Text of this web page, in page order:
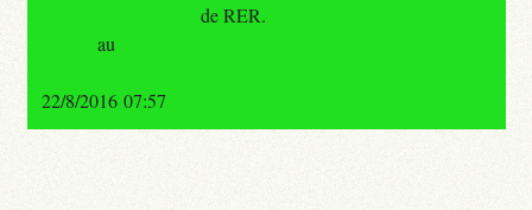
de RER.
au
22/8/2016 07:57